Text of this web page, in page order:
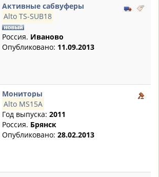
Активные сабвуферы
Alto TS-SUB18
Россия. Иваново
Опубликовано: 11.09.2013
Мониторы
Alto MS15A
Год выпуска: 2011
Россия. Брянск
Опубликовано: 28.02.2013